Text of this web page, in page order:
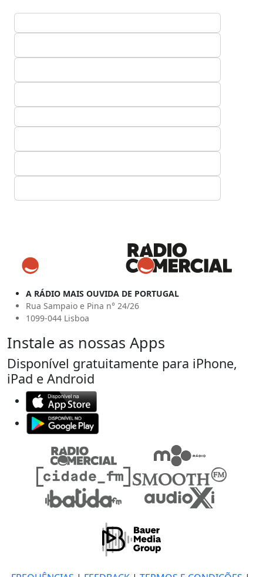
A RÁDIO MAIS OUVIDA DE PORTUGAL
Rua Sampaio e Pina n° 24/26
1099-044 Lisboa
Instale as nossas Apps
Disponível gratuitamente para iPhone,
iPad e Android